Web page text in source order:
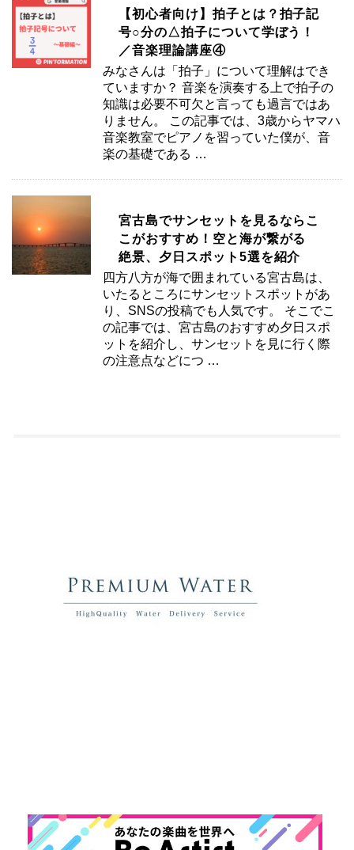
【初心者向け】拍子とは？拍子記
号○分の△拍子について学ぼう！
／音楽理論講座④
みなさんは「拍子」について理解はでき
ていますか？ 音楽を演奏する上で拍子の
知識は必要不可欠と言っても過言ではあ
りません。 この記事では、3歳からヤマハ
音楽教室でピアノを習っていた僕が、音
楽の基礎である …
宮古島でサンセットを見るならこ
こがおすすめ！空と海が繋がる
絶景、夕日スポット5選を紹介
四方八方が海で囲まれている宮古島は、
いたるところにサンセットスポットがあ
り、SNSの投稿でも人気です。 そこでこ
の記事では、宮古島のおすすめ夕日スポ
ットを紹介し、サンセットを見に行く際
の注意点などにつ …